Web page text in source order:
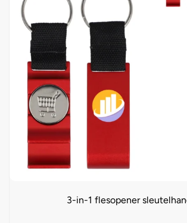
3-in-1 flesopener